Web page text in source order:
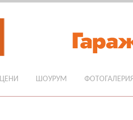
ЦЕНИ ШОУРУМ